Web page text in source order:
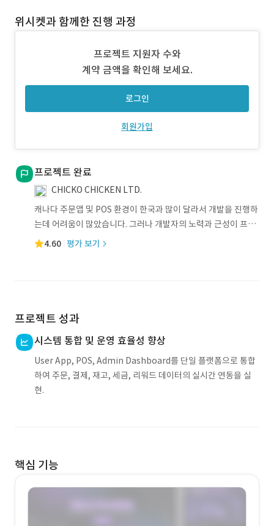
위시켓과 함께한 진행 과정
프로젝트 지원자 수와
계약 금액을 확인해 보세요.
로그인
회원가입
프로젝트 완료
CHICKO CHICKEN LTD.
캐나다 주문앱 및 POS 환경이 한국과 많이 달라서 개발을 진행하
는데 어려움이 많았습니다. 그러나 개발자의 노력과 근성이 프로
젝트의 완성도를
4.60 평가 보기
프로젝트 성과
시스템 통합 및 운영 효율성 향상
User App, POS, Admin Dashboard를 단일 플랫폼으로 통합
하여 주문, 결제, 재고, 세금, 리워드 데이터의 실시간 연동을 실
현.
핵심 기능